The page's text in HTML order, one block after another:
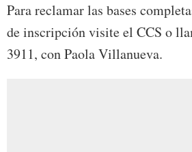
Para reclamar las bases
de inscripción visite el CCS o
3911, con Paola Villanueva.